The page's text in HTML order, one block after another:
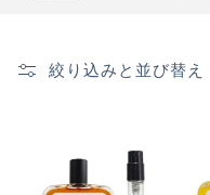
絞り込みと並び替え